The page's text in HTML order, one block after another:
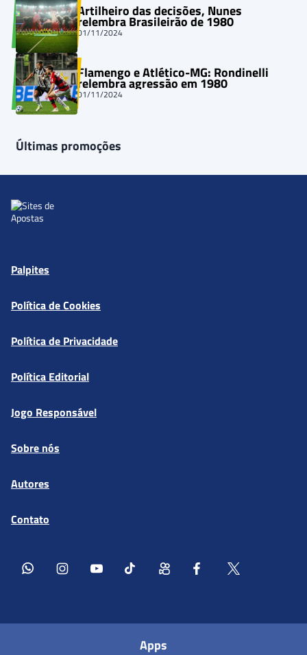
Artilheiro das decisões, Nunes
relembra Brasileirão de 1980
01/11/2024
Flamengo e Atlético-MG: Rondinelli
relembra agressão em 1980
01/11/2024
Últimas promoções
Palpites
Política de Cookies
Política de Privacidade
Política Editorial
Jogo Responsável
Sobre nós
Autores
Contato
Apps